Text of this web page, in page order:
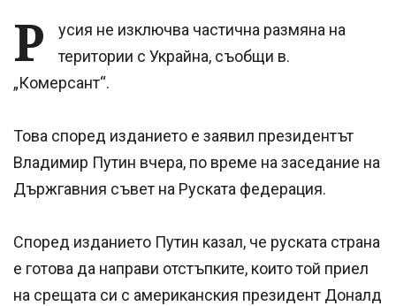
Р
усия не изключва частична размяна на
територии с Украйна, съобщи в.
„Комерсант“.
Това според изданието е заявил президентът
Владимир Путин вчера, по време на заседание на
Държгавния съвет на Руската федерация.
Според изданието Путин казал, че руската страна
е готова да направи отстъпките, които той приел
на срещата си с американския президент Доналд